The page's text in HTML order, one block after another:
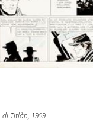
di Titlàn, 1959